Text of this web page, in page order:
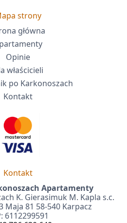
strony
główna
Opinie
właścicieli
po Karkonoszach
Kontakt
Kontakt
Apartamenty
K. Gierasimuk M. Kapla s.c.
Maja 81 58-540 Karpacz
6112299591